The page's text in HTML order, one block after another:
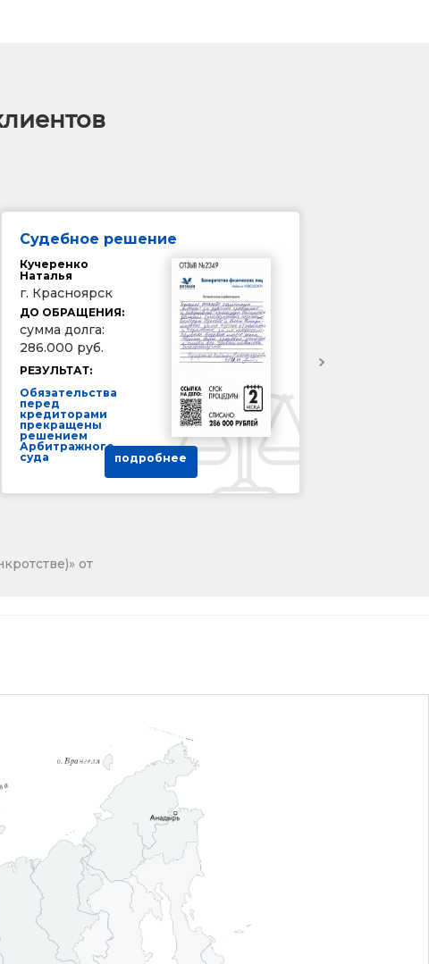
Судебное решение
Кучеренко
Наталья
г. Красноярск
ДО ОБРАЩЕНИЯ:
сумма долга:
286.000 руб.
РЕЗУЛЬТАТ:
Обязательства
перед
кредиторами
прекращены
решением
Арбитражного
суда
подробнее
от